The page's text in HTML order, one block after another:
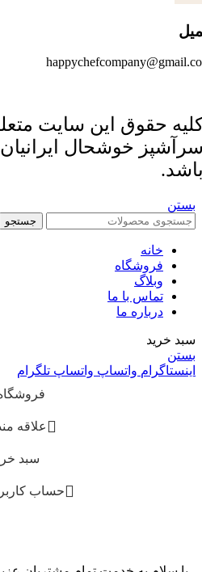
حقوق این سایت
خوشحال ایرانیان
بستن
جستجو
خانه
فروشگاه
وبلاگ
تماس با ما
درباره ما
سبد خرید
بستن
اینستاگرام واتساپ واتساپ تلگرام
علاقه
سبد
حساب